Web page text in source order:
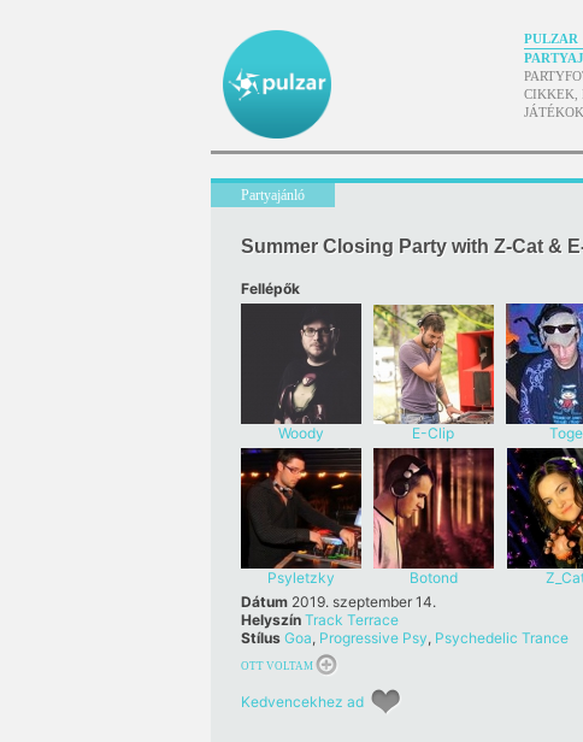
PULZAR
CIKKEK,
JÁTÉKOK
Partyajánló
Summer Closing Party with Z-Cat &
Fellépők
Woody
Woodpekker
E-Clip Toge
Psyletzky Botond
Dátum 2019. szeptember 14.
Helyszín Track Terrace
Stílus Goa, Progressive Psy, Psychedelic Trance
OTT VOLTAM
Kedvencekhez ad